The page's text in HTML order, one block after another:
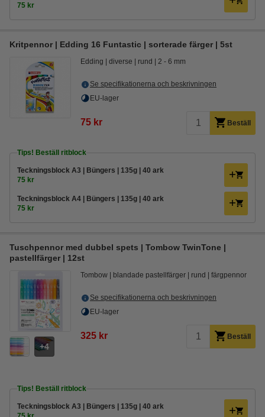
75 kr
Kritpennor | Edding 16 Funtastic | sorterade färger | 5st
Edding diverse rund 2 - 6 mm
Se specifikationerna och beskrivningen
EU-lager
75 kr Beställ
Tips! Beställ ritblock
Teckningsblock A3 | Büngers | 135g | 40 ark
75 kr
Teckningsblock A4 | Büngers | 135g | 40 ark
75 kr
Tuschpennor med dubbel spets | Tombow TwinTone |
pastellfärger | 12st
4
Tombow blandade pastellfärger rund färgpennor
Se specifikationerna och beskrivningen
EU-lager
325 kr Beställ
Tips! Beställ ritblock
Teckningsblock A3 | Büngers | 135g | 40 ark